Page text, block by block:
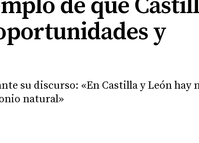
y
su discurso: «En Castilla y León hay
natural»